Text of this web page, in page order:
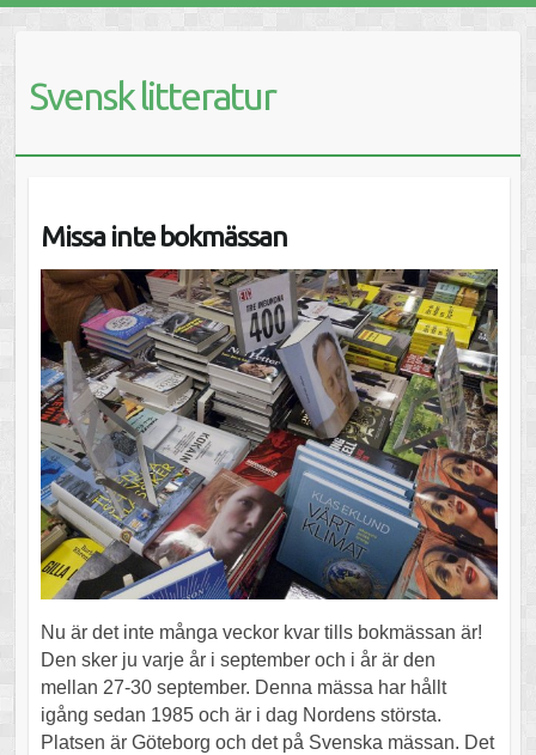
Svensk litteratur
Missa inte bokmässan
Nu är det inte många veckor kvar tills bokmässan är!
Den sker ju varje år i september och i år är den
mellan 27-30 september. Denna mässa har hållt
igång sedan 1985 och är i dag Nordens största.
Platsen är Göteborg och det på Svenska mässan. Det